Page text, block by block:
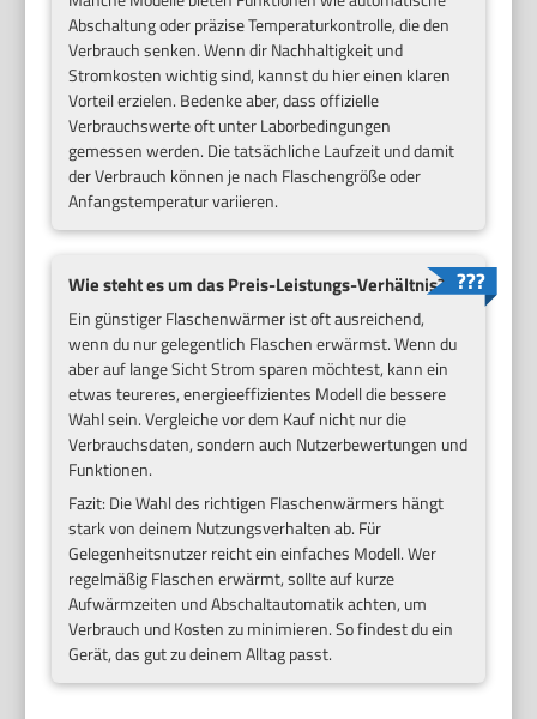
Abschaltung oder präzise Temperaturkontrolle, die den
Verbrauch senken. Wenn dir Nachhaltigkeit und
Stromkosten wichtig sind, kannst du hier einen klaren
Vorteil erzielen. Bedenke aber, dass offizielle
Verbrauchswerte oft unter Laborbedingungen
gemessen werden. Die tatsächliche Laufzeit und damit
der Verbrauch können je nach Flaschengröße oder
Anfangstemperatur variieren.
Wie steht es um das Preis-Leistungs-Verhältnis?
Ein günstiger Flaschenwärmer ist oft ausreichend,
wenn du nur gelegentlich Flaschen erwärmst. Wenn du
aber auf lange Sicht Strom sparen möchtest, kann ein
etwas teureres, energieeffizientes Modell die bessere
Wahl sein. Vergleiche vor dem Kauf nicht nur die
Verbrauchsdaten, sondern auch Nutzerbewertungen und
Funktionen.
Fazit: Die Wahl des richtigen Flaschenwärmers hängt
stark von deinem Nutzungsverhalten ab. Für
Gelegenheitsnutzer reicht ein einfaches Modell. Wer
regelmäßig Flaschen erwärmt, sollte auf kurze
Aufwärmzeiten und Abschaltautomatik achten, um
Verbrauch und Kosten zu minimieren. So findest du ein
Gerät, das gut zu deinem Alltag passt.